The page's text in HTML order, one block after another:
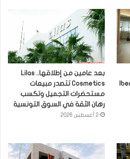
بعد عامين من إطلاقها.. Lilas
Cosmetics تتصدر مبيعات
مستحضرات التجميل وتكسب
رهان الثقة في السوق التونسية
2 أغسطس 2026